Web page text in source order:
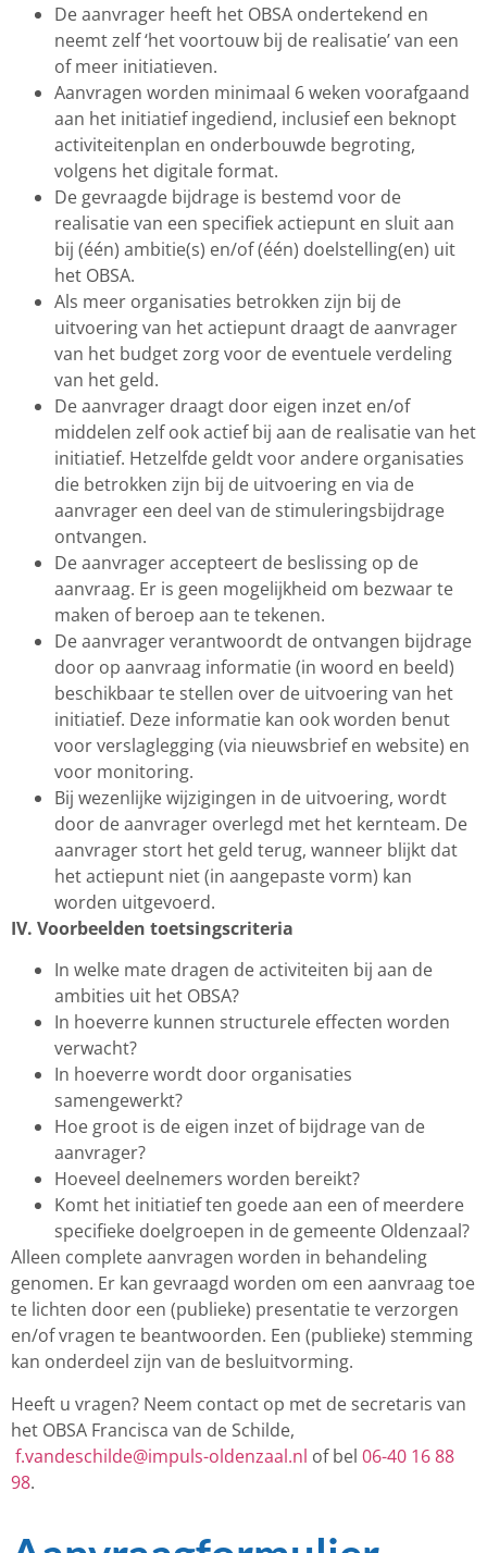
De aanvrager heeft het OBSA ondertekend en
neemt zelf ‘het voortouw bij de realisatie’ van een
of meer initiatieven.
Aanvragen worden minimaal 6 weken voorafgaand
aan het initiatief ingediend, inclusief een beknopt
activiteitenplan en onderbouwde begroting,
volgens het digitale format.
De gevraagde bijdrage is bestemd voor de
realisatie van een specifiek actiepunt en sluit aan
bij (één) ambitie(s) en/of (één) doelstelling(en) uit
het OBSA.
Als meer organisaties betrokken zijn bij de
uitvoering van het actiepunt draagt de aanvrager
van het budget zorg voor de eventuele verdeling
van het geld.
De aanvrager draagt door eigen inzet en/of
middelen zelf ook actief bij aan de realisatie van het
initiatief. Hetzelfde geldt voor andere organisaties
die betrokken zijn bij de uitvoering en via de
aanvrager een deel van de stimuleringsbijdrage
ontvangen.
De aanvrager accepteert de beslissing op de
aanvraag. Er is geen mogelijkheid om bezwaar te
maken of beroep aan te tekenen.
De aanvrager verantwoordt de ontvangen bijdrage
door op aanvraag informatie (in woord en beeld)
beschikbaar te stellen over de uitvoering van het
initiatief. Deze informatie kan ook worden benut
voor verslaglegging (via nieuwsbrief en website) en
voor monitoring.
Bij wezenlijke wijzigingen in de uitvoering, wordt
door de aanvrager overlegd met het kernteam. De
aanvrager stort het geld terug, wanneer blijkt dat
het actiepunt niet (in aangepaste vorm) kan
worden uitgevoerd.
IV. Voorbeelden toetsingscriteria
In welke mate dragen de activiteiten bij aan de
ambities uit het OBSA?
In hoeverre kunnen structurele effecten worden
verwacht?
In hoeverre wordt door organisaties
samengewerkt?
Hoe groot is de eigen inzet of bijdrage van de
aanvrager?
Hoeveel deelnemers worden bereikt?
Komt het initiatief ten goede aan een of meerdere
specifieke doelgroepen in de gemeente Oldenzaal?
Alleen complete aanvragen worden in behandeling
genomen. Er kan gevraagd worden om een aanvraag toe
te lichten door een (publieke) presentatie te verzorgen
en/of vragen te beantwoorden. Een (publieke) stemming
kan onderdeel zijn van de besluitvorming.
Heeft u vragen? Neem contact op met de secretaris van
het OBSA Francisca van de Schilde,
f.vandeschilde@impuls-oldenzaal.nl of bel 06-40 16 88
98.